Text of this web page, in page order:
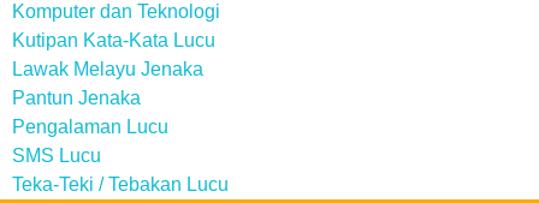
Komputer dan Teknologi
Kutipan Kata-Kata Lucu
Lawak Melayu Jenaka
Pantun Jenaka
Pengalaman Lucu
SMS Lucu
Teka-Teki / Tebakan Lucu